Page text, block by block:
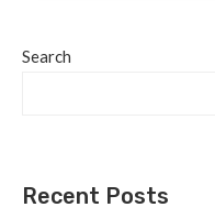
Search
Recent Posts